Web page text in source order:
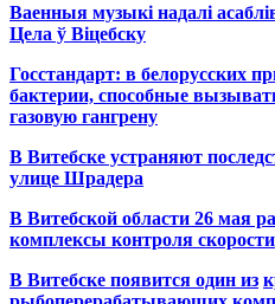
Ваенныя музыкі надалі
Цела ў Віцебску
Госстандарт: в белорусских
бактерии, способные
газовую гангрену
В Витебске устраняют
улице Шрадера
В Витебской области 26 мая
комплексы контроля скорости
В Витебске появится один из